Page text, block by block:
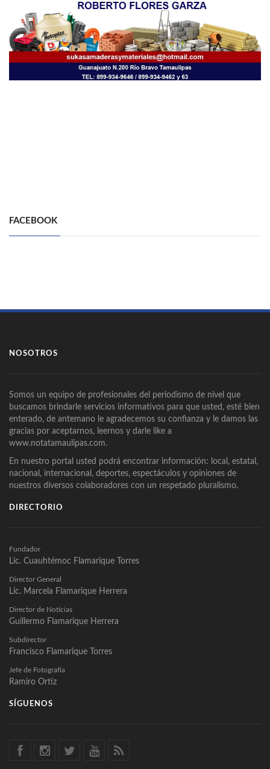
FACEBOOK
NOSOTROS
Somos un equipo de profesionales del periodismo de nivel que
buscamos brindarle servicios informativos para que usted, esté bien
enterado, de antemano le agradecemos su confianza y le damos las
gracias por aceptarnos, leernos y darle like a
www.notatamaulipas.com.
En nuestro portal usted podrá encontrar información: local, estatal,
nacional, internacional, deportes, espectáculos y opiniones de
nuestros diversos colaboradores con un respetado pluralismo.
DIRECTORIO
Fundador
Lic. Cuauhtémoc Flamarique Torres
Director General
Lic. Marcela Flamarique Herrera
Director de Noticias
Guillermo Flamarique Herrera
Subdirector
Francisco Flamarique Torres
Jefe de Fotografía
Ramiro Ortíz
SÍGUENOS